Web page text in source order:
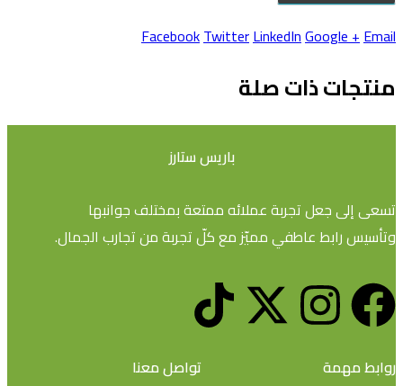
FacebookTwitterLinkedInGoogle +Email
منتجات ذات صلة
باريس ستارز
تسعى إلى جعل تجربة عملائه ممتعة بمختلف جوانبها
وتأسيس رابط عاطفي مميّز مع كلّ تجربة من تجارب الجمال.
روابط مهمة تواصل معنا